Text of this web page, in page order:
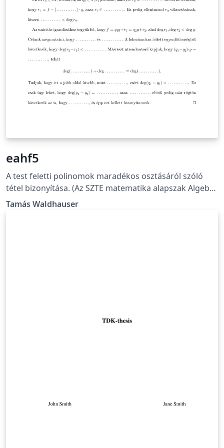
eahf5
A test feletti polinomok maradékos osztásáról szóló
tétel bizonyítása. (Az SZTE matematika alapszak Algebra
és számelmélet (MBNK13) kurzusához házi feladat.)
Tamás Waldhauser